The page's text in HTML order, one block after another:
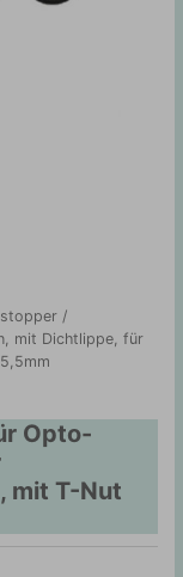
/
mit Dichtlippe, für
Opto-
mit T-Nut